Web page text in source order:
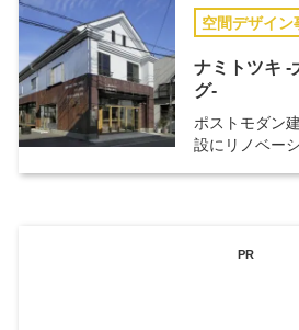
空間デザイン
ナミトツキ -
グ-
ポストモダン
設にリノベー
PR